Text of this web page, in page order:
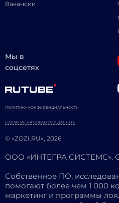
Вакансии
Мы в
соцсетях
© «ZOZI.RU», 2026
ПОЛИТИКА КОНФИДЕНЦИАЛЬНОСТИ
СОГЛАСИЕ НА ОБРАБОТКУ ДАННЫХ
ООО «ИНТЕГРА СИСТЕМС».
Собственное ПО,
помогают более чем 1 000
маркетинг и программы